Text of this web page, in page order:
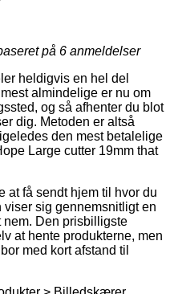
på 6 anmeldelser
heldigvis en hel del
almindelige er nu om
og så afhenter du blot
dig. Metoden er altså
den mest betalelige
Large cutter 19mm that
få sendt hjem til hvor du
viser sig gennemsnitligt en
nem. Den prisbilligste
at hente produkterne, men
med kort afstand til